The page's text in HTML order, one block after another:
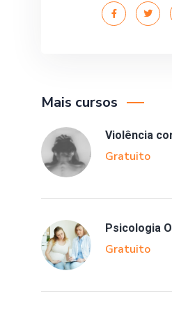
Mais cursos
Violência
Gratuito
Psicologia
Gratuito